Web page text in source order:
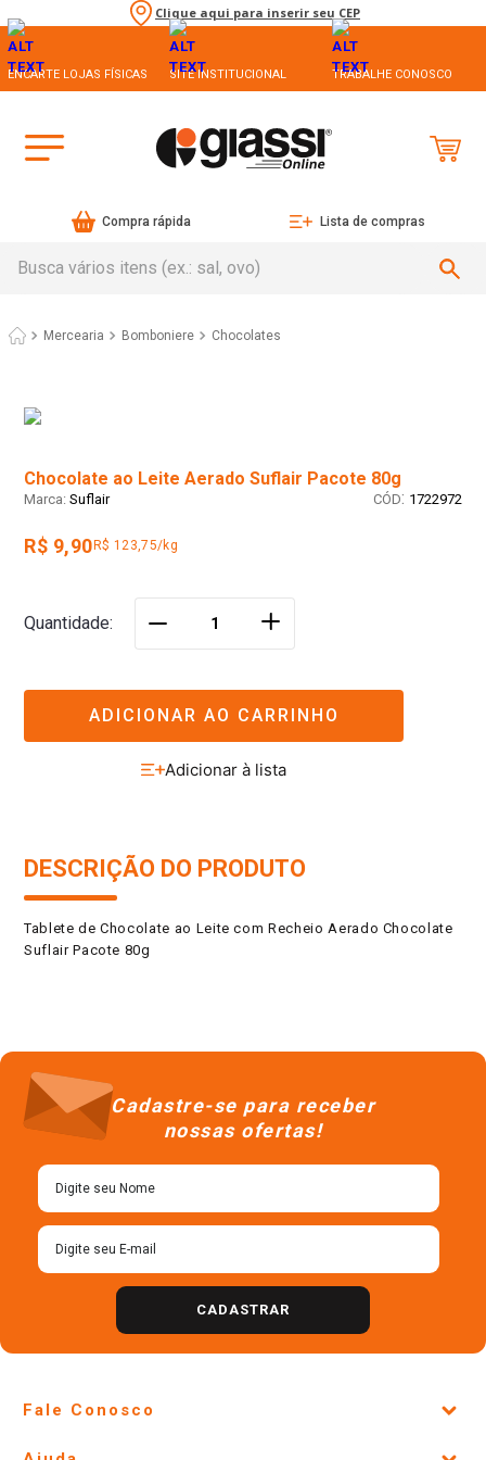
Clique aqui para inserir seu CEP
ENCARTE LOJAS FÍSICAS SITE INSTITUCIONAL TRABALHE CONOSCO
Compra rápida Lista de compras
Mercearia Bomboniere Chocolates
Chocolate ao Leite Aerado Suflair Pacote 80g
Suflair : 1722972
R$ 9,90 R$ 123,75/kg
Quantidade ＋
ADICIONAR AO CARRINHO
DESCRIÇÃO DO PRODUTO
Tablete de Chocolate ao Leite com Recheio Aerado Chocolate
Suflair Pacote 80g
Cadastre-se para receber
nossas ofertas!
CADASTRAR
Fale Conosco